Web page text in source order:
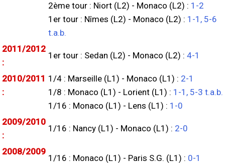
2ème tour : Niort (L2) - Monaco (L2) : 1-2
1er tour : Nîmes (L2) - Monaco (L2) : 1-1, 5-6
t.a.b.
2011/2012
:
1er tour : Sedan (L2) - Monaco (L2) : 4-1
2010/2011
:
1/4 : Marseille (L1) - Monaco (L1) : 2-1
1/8 : Monaco (L1) - Lorient (L1) : 1-1, 5-3 t.a.b.
1/16 : Monaco (L1) - Lens (L1) : 1-0
2009/2010
:
1/16 : Nancy (L1) - Monaco (L1) : 2-0
2008/2009
1/16 : Monaco (L1) - Paris S.G. (L1) : 0-1